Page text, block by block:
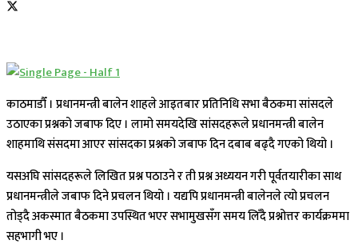
काठमाडौँ । प्रधानमन्त्री बालेन शाहले आइतबार प्रतिनिधि सभा बैठकमा सांसदले
उठाएका प्रश्नको जबाफ दिए । लामो समयदेखि सांसदहरूले प्रधानमन्त्री बालेन
शाहमाथि संसदमा आएर सांसदका प्रश्नको जबाफ दिन दबाब बढ्दै गएको थियो ।
यसअघि सांसदहरूले लिखित प्रश्न पठाउने र ती प्रश्न अध्ययन गरी पूर्वतयारीका साथ
प्रधानमन्त्रीले जबाफ दिने प्रचलन थियो । यद्यपि प्रधानमन्त्री बालेनले त्यो प्रचलन
तोड्दै अकस्मात बैठकमा उपस्थित भएर सभामुखसँग समय लिँदै प्रश्नोत्तर कार्यक्रममा
सहभागी भए ।